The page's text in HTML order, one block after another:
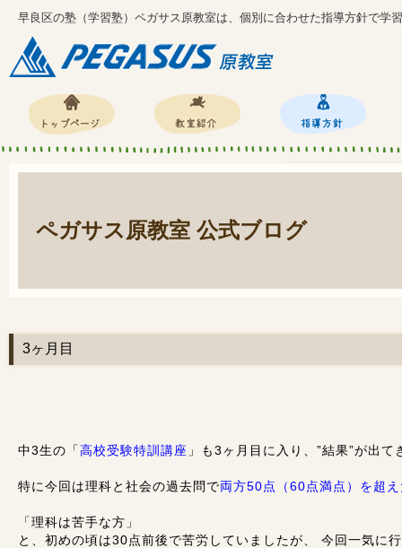
早良区の塾（学習塾）ペガサス原教室は、個別に合わせた指導方針で学
ペガサス原教室 公式ブログ
3ヶ月目
中3生の「高校受験特訓講座 」も3ヶ月目に入り、”結果”が出て
特に今回は理科と社会の過去問で両方50点（60点満点）を超
「理科は苦手な方」
と、初めの頃は30点前後で苦労していましたが、 今回一気に